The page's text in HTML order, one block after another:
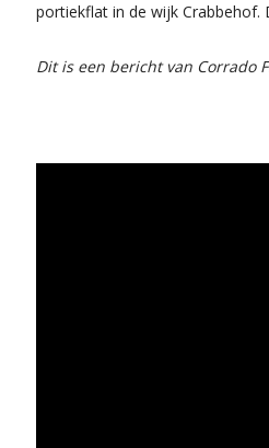
portiekflat in de wijk
Dit is een bericht van Corrado